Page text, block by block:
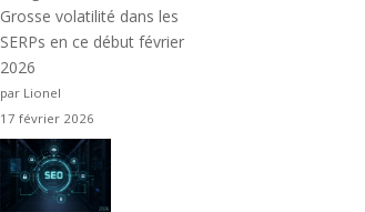
Grosse volatilité dans les
SERPs en ce début février
2026
par Lionel
17 février 2026